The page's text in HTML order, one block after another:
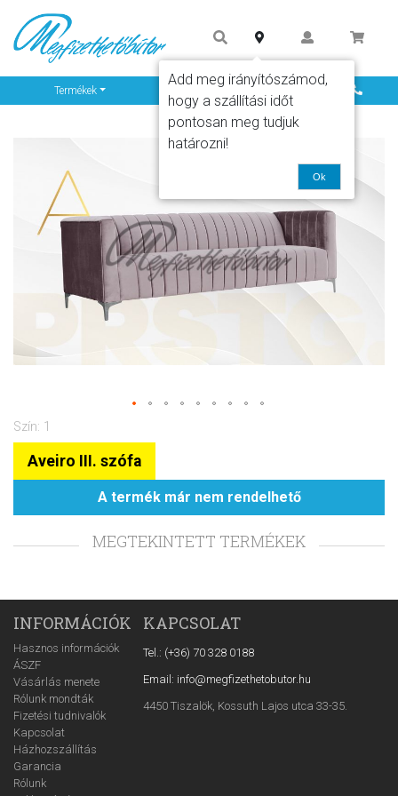
Termékek Info
Szín: 1
Aveiro III. szófa
A termék már nem rendelhető
MEGTEKINTETT TERMÉKEK
INFORMÁCIÓK
Hasznos információk
ÁSZF
Vásárlás menete
Rólunk mondták
Fizetési tudnivalók
Kapcsolat
Házhozszállítás
Garancia
Rólunk
KAPCSOLAT
Tel.: (+36) 70 328 0188
Email: info@megfizethetobutor.hu
4450 Tiszalök, Kossuth Lajos utca 33-35.
Add meg irányítószámod,
hogy a szállítási időt
pontosan meg tudjuk
határozni!
Ok